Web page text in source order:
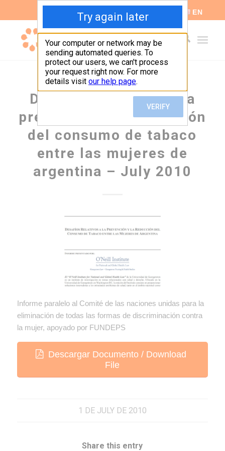
EN
Desafíos relativos a la
prevención y la reducción
del consumo de tabaco
entre las mujeres de
argentina – July 2010
Informe paralelo al Comité de las naciones unidas para la
eliminación de todas las formas de discriminación contra
la mujer, apoyado por FUNDEPS
Descargar Documento / Download
File
1 DE JULY DE 2010
Share this entry